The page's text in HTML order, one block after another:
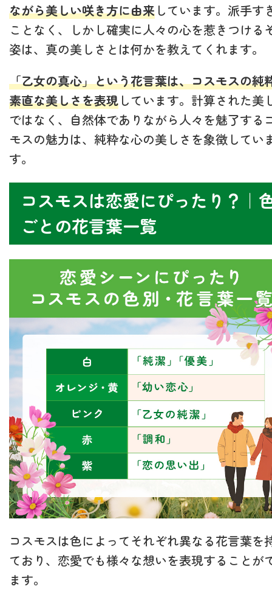
ながら美しい咲き方に由来 しています。派手す
ことなく、しかし確実に人々の心を惹きつける
姿は、真の美しさとは何かを教えてくれます。
「乙女の真心」という花言葉は、コスモスの純
素直な美しさを表現 しています。計算された美
ではなく、自然体でありながら人々を魅了する
モスの魅力は、純粋な心の美しさを象徴してい
す。
コスモスは恋愛にぴったり？｜
ごとの花言葉一覧
コスモスは色によってそれぞれ異なる花言葉を
ており、恋愛でも様々な想いを表現することが
ます。